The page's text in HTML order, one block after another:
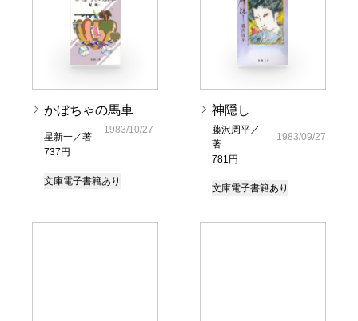
かぼちゃの馬車
星新一／著
737円
1983/10/27
文庫電子書籍あり
神隠し
藤沢周平／
著
781円
1983/09/27
文庫電子書籍あり